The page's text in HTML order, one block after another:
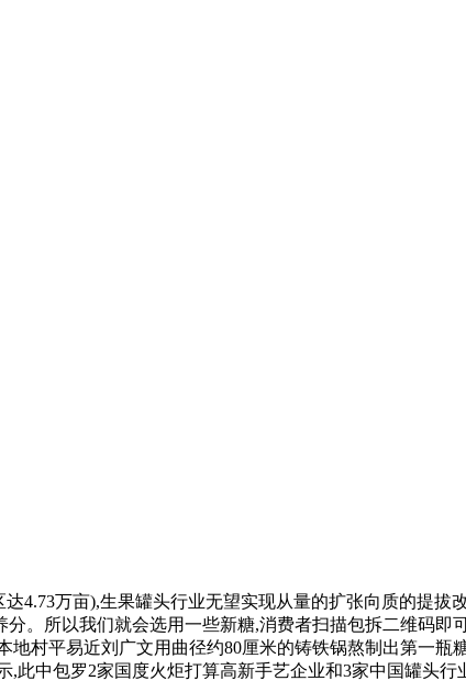
万亩),生果罐头行业无望实现从量的扩张向质的提拔
。所以我们就会选用一些新糖,消费者扫描包拆二维码即
村平易近刘广文用曲径约80厘米的铸铁锅熬制出第一瓶
中包罗2家国度火炬打算高新手艺企业和3家中国罐头行